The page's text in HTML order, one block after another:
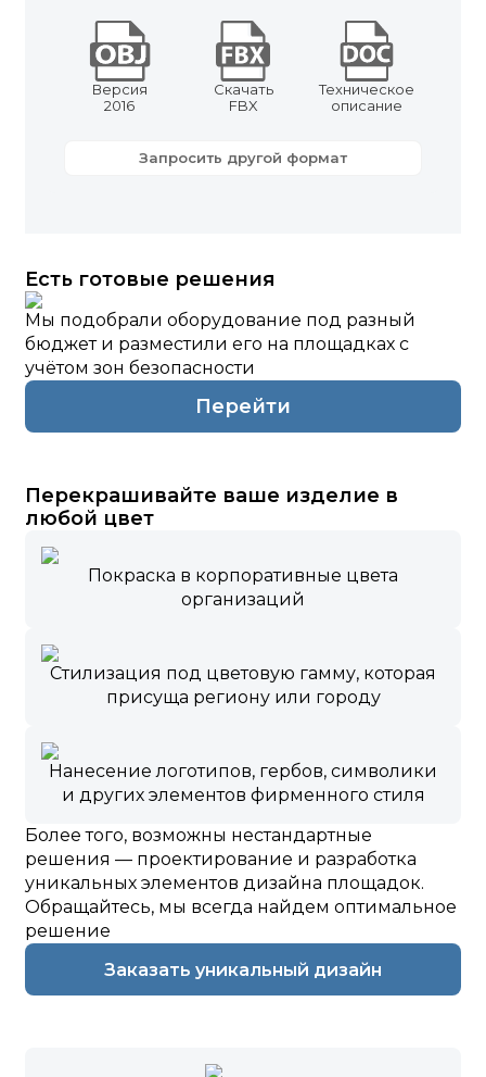
Версия
2016
Скачать
FBX
Техническое
описание
Запросить другой формат
Есть готовые решения
Мы подобрали оборудование под разный
бюджет и разместили его на площадках с
учётом зон безопасности
Перейти
Перекрашивайте ваше изделие в
любой цвет
Покраска в корпоративные цвета
организаций
Стилизация под цветовую гамму, которая
присуща региону или городу
Нанесение логотипов, гербов, символики
и других элементов фирменного стиля
Более того, возможны нестандартные
решения — проектирование и разработка
уникальных элементов дизайна площадок.
Обращайтесь, мы всегда найдем оптимальное
решение
Заказать уникальный дизайн